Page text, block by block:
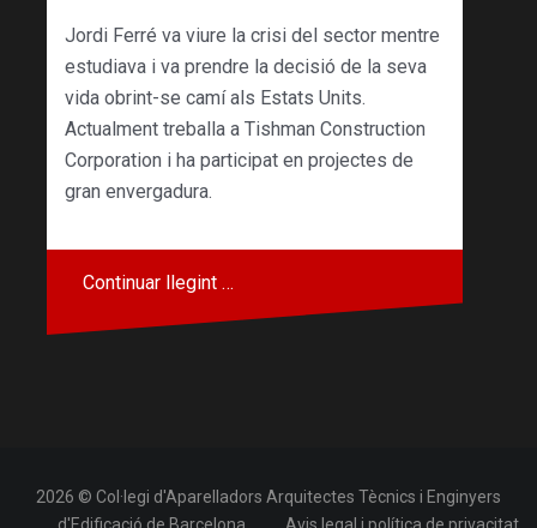
Jordi Ferré va viure la crisi del sector mentre
estudiava i va prendre la decisió de la seva
vida obrint-se camí als Estats Units.
Actualment treballa a Tishman Construction
Corporation i ha participat en projectes de
gran envergadura.
Continuar llegint …
2026 © Col·legi d'Aparelladors Arquitectes Tècnics i Enginyers